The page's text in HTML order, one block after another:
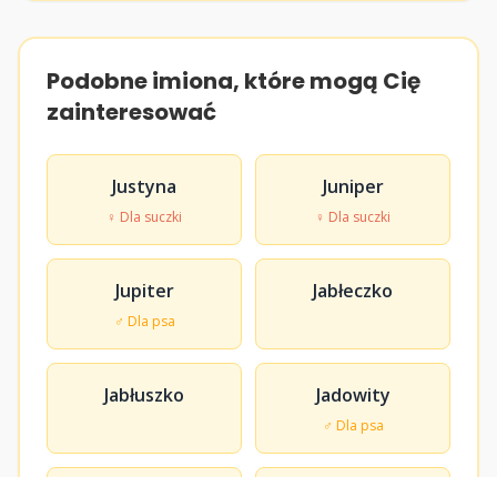
Podobne imiona, które mogą Cię
zainteresować
Justyna
♀ Dla suczki
Juniper
♀ Dla suczki
Jupiter
♂ Dla psa
Jabłeczko
Jabłuszko Jadowity
♂ Dla psa